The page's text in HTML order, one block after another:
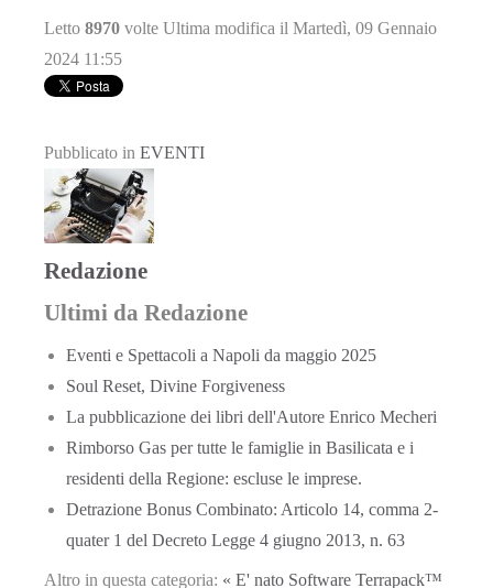
Letto 8970 volte Ultima modifica il Martedì, 09 Gennaio
2024 11:55
Pubblicato in EVENTI
Redazione
Ultimi da Redazione
Eventi e Spettacoli a Napoli da maggio 2025
Soul Reset, Divine Forgiveness
La pubblicazione dei libri dell'Autore Enrico Mecheri
Rimborso Gas per tutte le famiglie in Basilicata e i
residenti della Regione: escluse le imprese.
Detrazione Bonus Combinato: Articolo 14, comma 2-
quater 1 del Decreto Legge 4 giugno 2013, n. 63
Altro in questa categoria: « E' nato Software Terrapack™